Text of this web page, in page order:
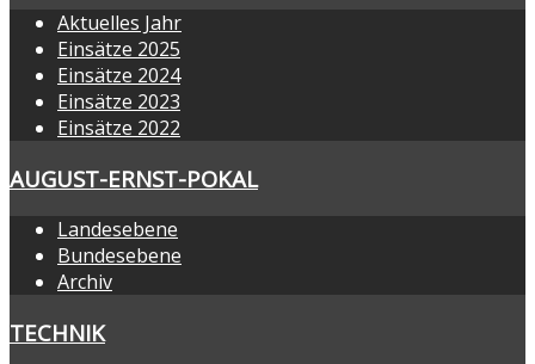
Aktuelles Jahr
Einsätze 2025
Einsätze 2024
Einsätze 2023
Einsätze 2022
AUGUST-ERNST-POKAL
Landesebene
Bundesebene
Archiv
TECHNIK